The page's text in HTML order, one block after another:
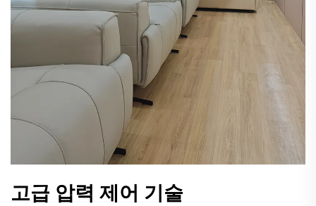
고급 압력 제어 기술